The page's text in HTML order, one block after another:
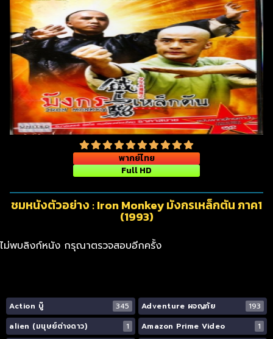
พากย์ไทย
Full HD
ชมหนังตัวอย่าง : Iron Monkey มังกรเหล็กตัน ภาค1
(1993)
ไม่พบลิงก์หนัง กรุณาตรวจสอบอีกครั้ง
Action บู๊ 345 Adventure ผจญภัย
193
alien (มนุษย์ต่างดาว)
1 Amazon Prime Video 1